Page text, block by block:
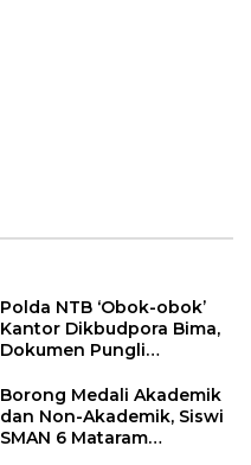
Polda NTB ‘Obok-obok’
Kantor Dikbudpora Bima,
Dokumen Pungli
Disita
Borong Medali Akademik
dan Non-Akademik, Siswi
SMAN 6 Mataram